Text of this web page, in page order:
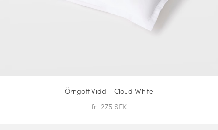
Örngott Vidd - Cloud White
fr. 275 SEK